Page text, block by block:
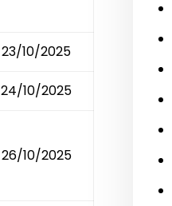
23/10/2025
24/10/2025
26/10/2025